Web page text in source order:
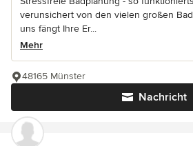
verunsichert von den vielen großen
uns fängt Ihre Er...
Mehr
Nachricht
48165 Münster